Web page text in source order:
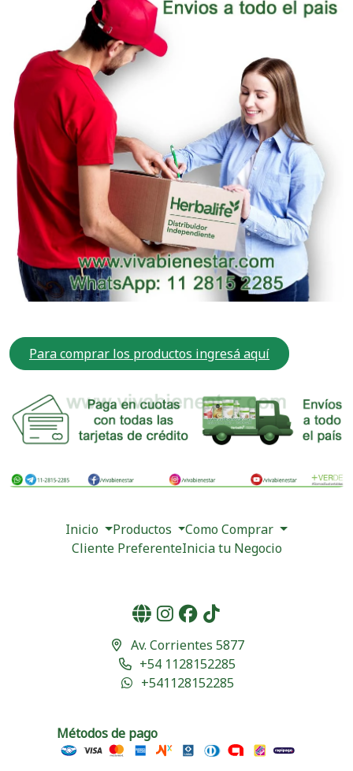
Para comprar los productos ingresá aquí
Inicio Productos
Como Comprar
Cliente PreferenteInicia tu Negocio
Av. Corrientes 5877
+54 1128152285
+541128152285
Métodos de pago